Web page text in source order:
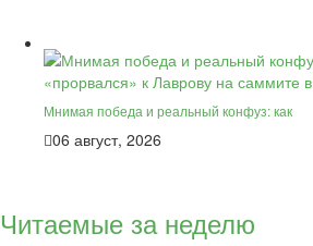
Мнимая победа и реальный конфуз: как
06 август, 2026
Читаемые за неделю